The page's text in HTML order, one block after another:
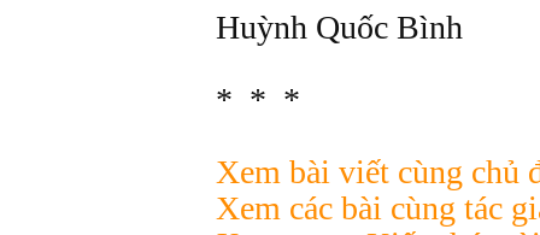
Huỳnh Quốc Bình
* * *
Xem bài viết cùng chủ
Xem các bài cùng tác